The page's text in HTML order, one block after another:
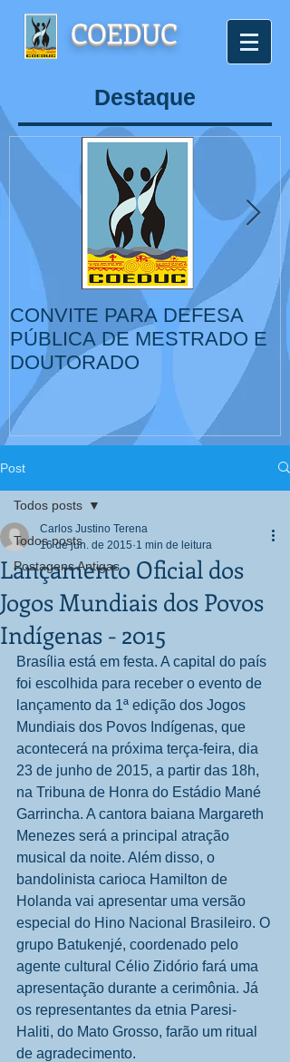
COEDUC
Destaque
CONVITE PARA DEFESA
PÚBLICA DE MESTRADO E
DOUTORADO
Post
Todos posts
Postagens Antigas
Todos posts
Lançamento Oficial dos
Jogos Mundiais dos Povos
Indígenas - 2015
Carlos Justino Terena
16 de jun. de 2015 1 min de leitura
Brasília está em festa. A capital do país
foi escolhida para receber o evento de
lançamento da 1ª edição dos Jogos
Mundiais dos Povos Indígenas, que
acontecerá na próxima terça-feira, dia
23 de junho de 2015, a partir das 18h,
na Tribuna de Honra do Estádio Mané
Garrincha. A cantora baiana Margareth
Menezes será a principal atração
musical da noite. Além disso, o
bandolinista carioca Hamilton de
Holanda vai apresentar uma versão
especial do Hino Nacional Brasileiro. O
grupo Batukenjé, coordenado pelo
agente cultural Célio Zidório fará uma
apresentação durante a cerimônia. Já
os representantes da etnia Paresi-
Haliti, do Mato Grosso, farão um ritual
de agradecimento.